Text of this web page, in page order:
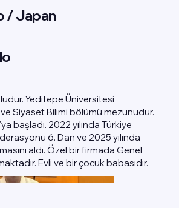
/ Japan
Yeditepe Üniversitesi
ve Siyaset Bilimi bölümü mezunudur.
başladı. 2022 yılında Türkiye
6. Dan ve 2025 yılında
aldı. Özel bir firmada Genel
Evli ve bir çocuk babasıdır.